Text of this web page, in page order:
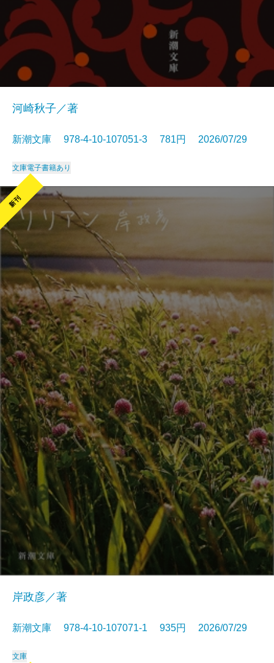
河崎秋子／著
新潮文庫 978-4-10-107051-3 781円 2026/07/29
文庫電子書籍あり
新刊
岸政彦／著
新潮文庫 978-4-10-107071-1 935円 2026/07/29
文庫